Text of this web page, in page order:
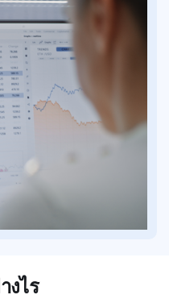
งไร